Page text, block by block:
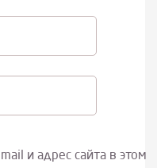
и адрес сайта в этом